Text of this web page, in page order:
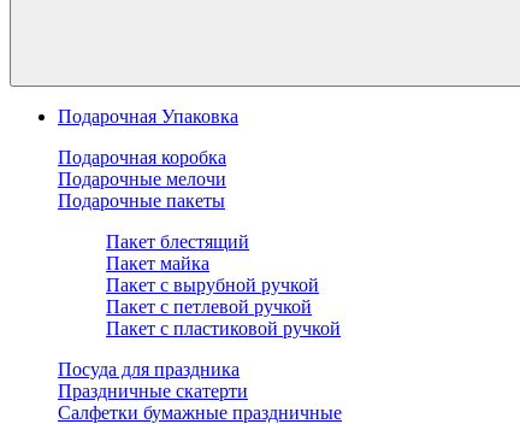
Подарочная Упаковка
Подарочная коробка
Подарочные мелочи
Подарочные пакеты
Пакет блестящий
Пакет майка
Пакет с вырубной ручкой
Пакет с петлевой ручкой
Пакет с пластиковой ручкой
Посуда для праздника
Праздничные скатерти
Салфетки бумажные праздничные